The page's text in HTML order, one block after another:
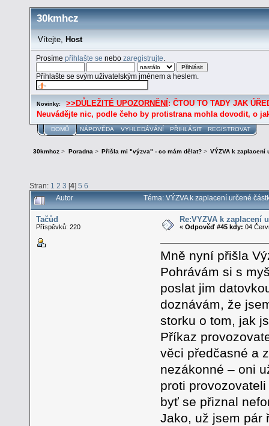
30kmhcz
Vítejte, Host
Prosímepřihlašte se nebozaregistrujte
Přihlašte se svým uživatelským jménem a heslem.
Novinky: >>DŮLEŽITÉ UPOZORNĚNÍ : ČTOU TO TADY JAK
Neuvádějte nic, podle čeho by protistrana mohla dovodit, o
DOMŮ NÁPOVĚDA VYHLEDÁVÁNÍ PŘIHLÁSIT REGISTROVAT
30kmhcz > Poradna> Přišla mi "výzva" - co mám dělat?> VÝZVA k zaplacení
Stran: 1 2 3 [4] 5 6
Autor Téma: VÝZVA k zaplacení určené
Tačůd
Příspěvků: 220
Re:VÝZVA k zaplacení
«Odpověď #45 kdy: 04
Mně nyní přišla
Pohrávám si s
poslat jim
doznávám, že
storku o tom, jak
Příkaz
věci předčasné a
nezákonné – oni
proti
byť se přiznal
Jako, už jsem pár